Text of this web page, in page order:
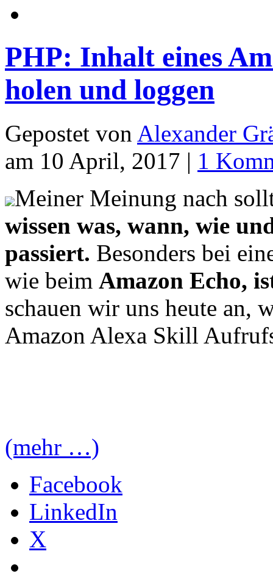
PHP: Inhalt eines
holen und loggen
Gepostet von Alexander
am 10 April, 2017 | 1
Meiner Meinung nach
wissen was, wann, wie
passiert. Besonders bei
wie beim Amazon Echo,
schauen wir uns heute an,
Amazon Alexa Skill
(mehr …)
Facebook
LinkedIn
X